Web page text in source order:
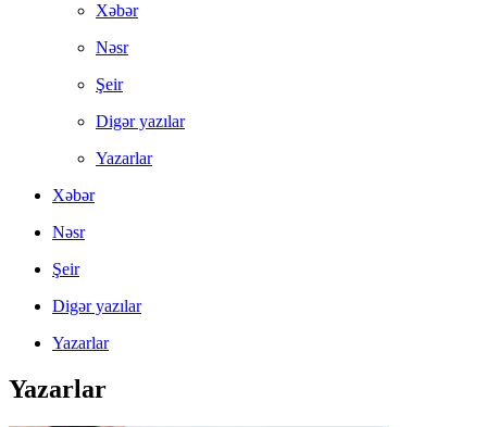
Xəbər
Nəsr
Şeir
Digər yazılar
Yazarlar
Xəbər
Nəsr
Şeir
Digər yazılar
Yazarlar
Yazarlar